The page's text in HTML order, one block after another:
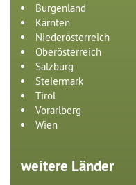
Burgenland
Kärnten
Niederösterreich
Oberösterreich
Salzburg
Steiermark
Tirol
Vorarlberg
Wien
weitere Länder